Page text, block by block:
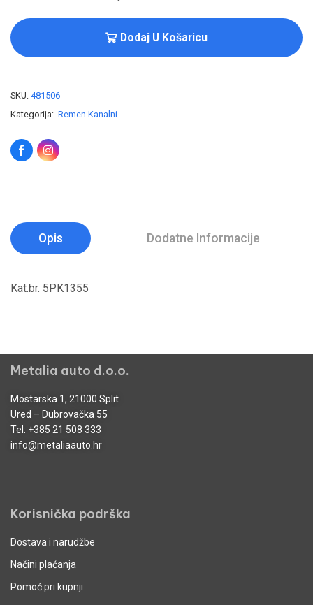
Dodaj U Košaricu
SKU: 481506
Kategorija: Remen Kanalni
Opis Dodatne Informacije
Kat.br. 5PK1355
Metalia auto d.o.o.
Mostarska 1, 21000 Split
Ured – Dubrovačka 55
Tel: +385 21 508 333
info@metaliaauto.hr
Korisnička podrška
Dostava i narudžbe
Načini plaćanja
Pomoć pri kupnji